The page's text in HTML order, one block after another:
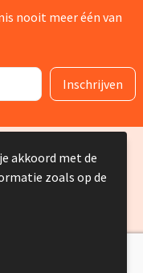
nooit meer één van
advies 2025
akkoord met de
zoals op de